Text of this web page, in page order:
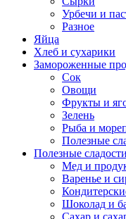
Урбечи и
Разное
Яйца
Хлеб и сухарики
Замороженные
Сок
Овощи
Фрукты и
Зелень
Рыба и
Полезные
Полезные сладости
Мед и
Варенье и
Шоколад и
Сахар и